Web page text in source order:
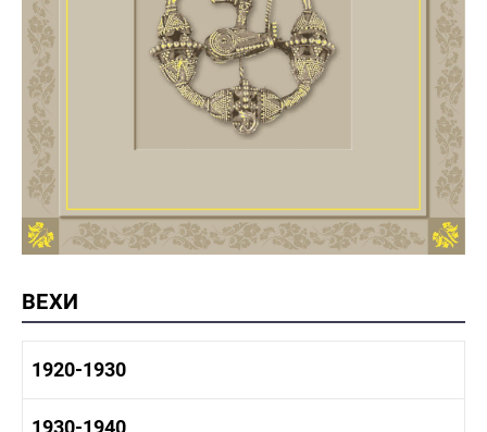
ВЕХИ
1920-1930
1920-1930 история
1930-1940